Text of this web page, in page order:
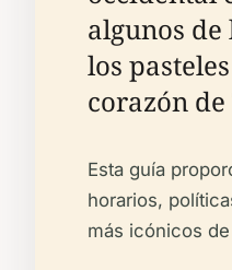
algunos
los
corazón
Esta guía
horarios,
más icónicos